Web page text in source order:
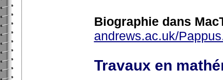
Biographie dans
andrews.ac.uk/
Travaux en